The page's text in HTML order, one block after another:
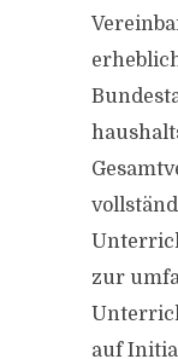
zur
auf